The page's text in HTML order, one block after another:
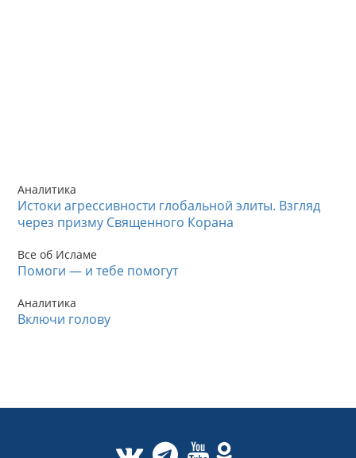
Аналитика
Истоки агрессивности глобальной элиты. Взгляд
через призму Священного Корана
Все об Исламе
Помоги — и тебе помогут
Аналитика
Включи голову